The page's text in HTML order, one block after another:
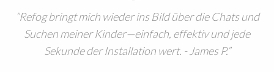
Refog bringt mich wieder ins Bild über die Chats und
Suchen meiner Kinder—einfach, effektiv und jede
Sekunde der Installation wert. - James P.